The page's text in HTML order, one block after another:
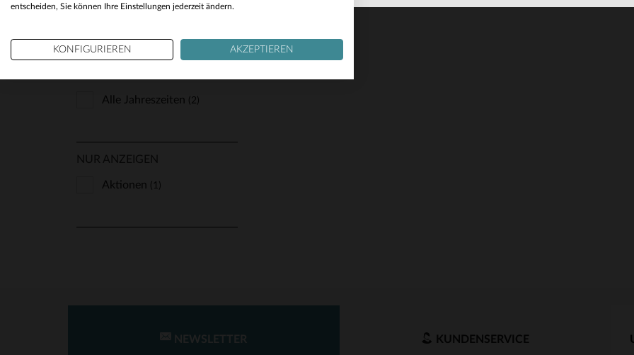
Glänzende Optik
Alle Jahreszeiten (2)
NUR ANZEIGEN
Aktionen (1)
NEWSLETTER KUNDENSERVICE
entscheiden, Sie können Ihre Einstellungen jederzeit ändern.
KONFIGURIEREN AKZEPTIEREN